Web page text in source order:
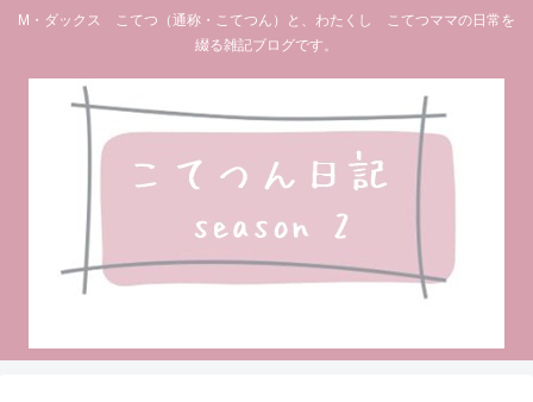
M・ダックス こてつ（通称・こてつん）と、わたくし こてつママの日常を
綴る雑記ブログです。